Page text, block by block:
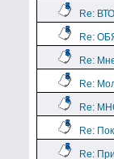
Re:
Re:
Re:
Re:
Re:
Re:
Re: